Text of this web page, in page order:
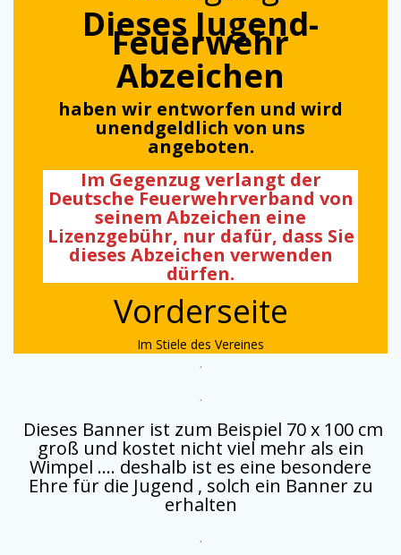
Dieses Jugend-
Feuerwehr
Abzeichen
haben wir entworfen und wird
unendgeldlich von uns
angeboten.
Im Gegenzug verlangt der
Deutsche Feuerwehrverband von
seinem Abzeichen eine
Lizenzgebühr, nur dafür, dass Sie
dieses Abzeichen verwenden
dürfen.
Vorderseite
Im Stiele des Vereines
.
.
Dieses Banner ist zum Beispiel 70 x 100 cm
groß und kostet nicht viel mehr als ein
Wimpel …. deshalb ist es eine besondere
Ehre für die Jugend , solch ein Banner zu
erhalten
.